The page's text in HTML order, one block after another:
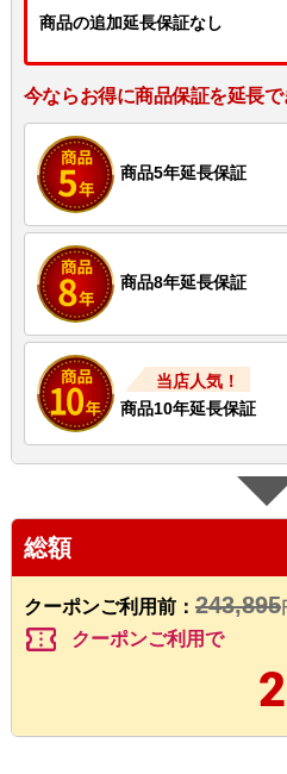
商品の追加延長保証なし
今ならお得に商品保証を延長で
商品5年延長保証
商品8年延長保証
当店人気！
商品10年延長保証
総額
クーポンご利用前： 243,895
confirmation_number クーポンご利用で